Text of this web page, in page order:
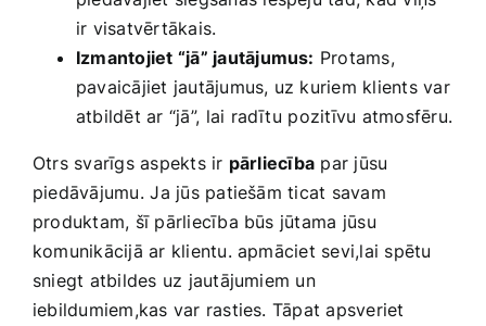
ir visatvērtākais.
Izmantojiet “jā” jautājumus: ‍Protams,
pavaicājiet jautājumus, uz kuriem klients var
atbildēt ar “jā”, ⁤lai radītu ⁤pozitīvu atmosfēru.
Otrs svarīgs aspekts ir pārliecība par jūsu
piedāvājumu.⁢ Ja jūs patiešām ‍ticat savam
produktam, šī ‍pārliecība būs jūtama⁢ jūsu
komunikācijā ar​ klientu. apmāciet ‍sevi,lai ‍spētu
sniegt atbildes uz jautājumiem un
iebildumiem,kas var rasties. Tāpat ‍apsveriet